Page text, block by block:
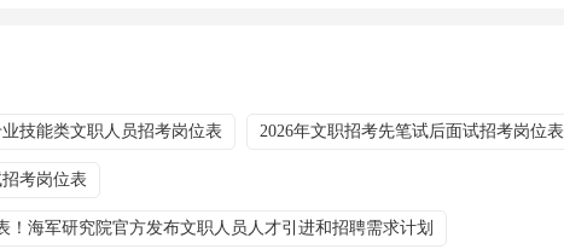
技能类文职人员招考岗位表 2026年文职招考先笔试后面试招考岗位表
考岗位表
！海军研究院官方发布文职人员人才引进和招聘需求计划